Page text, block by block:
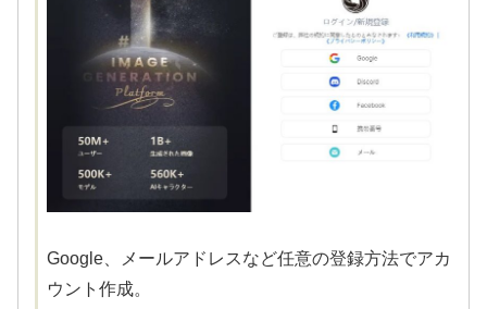
Google、メールアドレスなど任意の登録方法でアカ
ウント作成。